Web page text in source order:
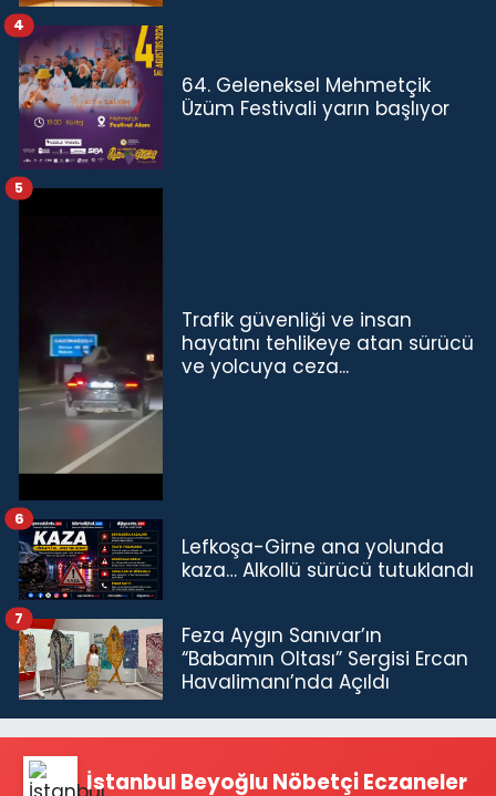
64. Geleneksel Mehmetçik
Üzüm Festivali yarın başlıyor
4
Trafik güvenliği ve insan
hayatını tehlikeye atan sürücü
ve yolcuya ceza...
5
Lefkoşa-Girne ana yolunda
kaza… Alkollü sürücü tutuklandı
6
Feza Aygın Sanıvar’ın
“Babamın Oltası” Sergisi Ercan
Havalimanı’nda Açıldı
7
İstanbul Beyoğlu Nöbetçi Eczaneler